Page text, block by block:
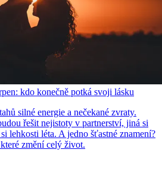
kdo konečně potká svoji lásku
silné energie a nečekané zvraty.
řešit nejistoty v partnerství, jiná si
lehkosti léta. A jedno šťastné znamení?
změní celý život.